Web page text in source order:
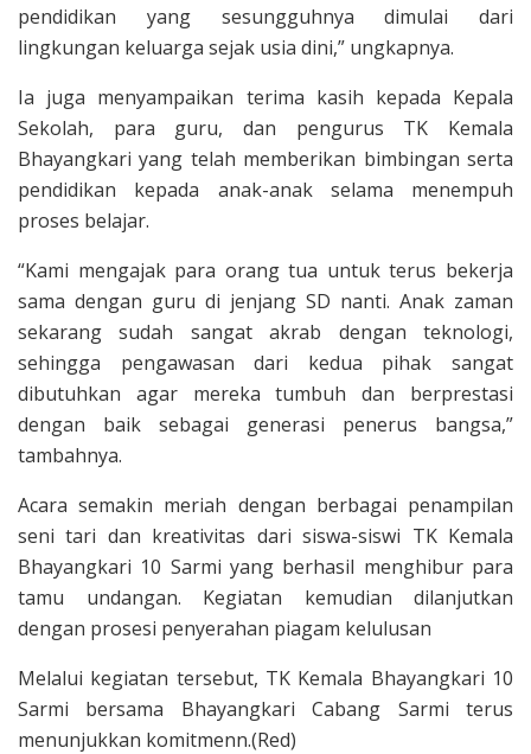
pendidikan yang sesungguhnya dimulai dari
lingkungan keluarga sejak usia dini,” ungkapnya.
Ia juga menyampaikan terima kasih kepada Kepala
Sekolah, para guru, dan pengurus TK Kemala
Bhayangkari yang telah memberikan bimbingan serta
pendidikan kepada anak-anak selama menempuh
proses belajar.
“Kami mengajak para orang tua untuk terus bekerja
sama dengan guru di jenjang SD nanti. Anak zaman
sekarang sudah sangat akrab dengan teknologi,
sehingga pengawasan dari kedua pihak sangat
dibutuhkan agar mereka tumbuh dan berprestasi
dengan baik sebagai generasi penerus bangsa,”
tambahnya.
Acara semakin meriah dengan berbagai penampilan
seni tari dan kreativitas dari siswa-siswi TK Kemala
Bhayangkari 10 Sarmi yang berhasil menghibur para
tamu undangan. Kegiatan kemudian dilanjutkan
dengan prosesi penyerahan piagam kelulusan
Melalui kegiatan tersebut, TK Kemala Bhayangkari 10
Sarmi bersama Bhayangkari Cabang Sarmi terus
menunjukkan komitmenn.(Red)